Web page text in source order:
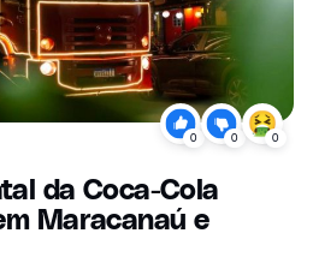
0 0 0
da Coca-Cola
Maracanaú e